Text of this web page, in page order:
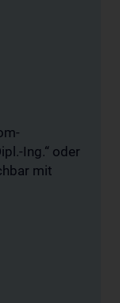
Ing.“ oder
mit